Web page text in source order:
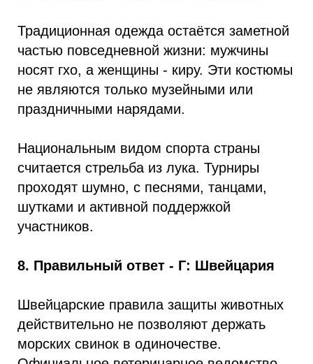
Традиционная одежда остаётся заметной
частью повседневной жизни: мужчины
носят гхо, а женщины - киру. Эти костюмы
не являются только музейными или
праздничными нарядами.
Национальным видом спорта страны
считается стрельба из лука. Турниры
проходят шумно, с песнями, танцами,
шутками и активной поддержкой
участников.
8. Правильный ответ - Г: Швейцария
Швейцарские правила защиты животных
действительно не позволяют держать
морских свинок в одиночестве.